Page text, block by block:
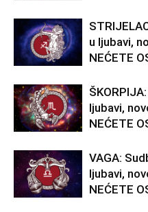
u ljubavi,
NEĆETE
ljubavi,
NEĆETE
VAGA:
ljubavi,
NEĆETE